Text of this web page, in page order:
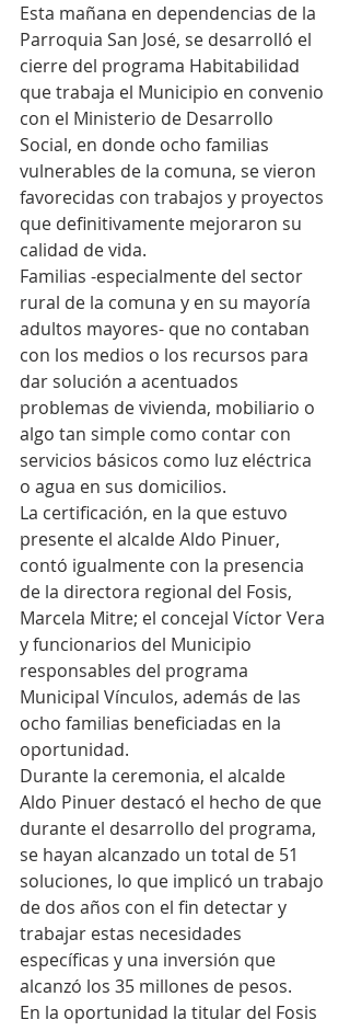
Esta mañana en dependencias de la
Parroquia San José, se desarrolló el
cierre del programa Habitabilidad
que trabaja el Municipio en convenio
con el Ministerio de Desarrollo
Social, en donde ocho familias
vulnerables de la comuna, se vieron
favorecidas con trabajos y proyectos
que definitivamente mejoraron su
calidad de vida.
Familias -especialmente del sector
rural de la comuna y en su mayoría
adultos mayores- que no contaban
con los medios o los recursos para
dar solución a acentuados
problemas de vivienda, mobiliario o
algo tan simple como contar con
servicios básicos como luz eléctrica
o agua en sus domicilios.
La certificación, en la que estuvo
presente el alcalde Aldo Pinuer,
contó igualmente con la presencia
de la directora regional del Fosis,
Marcela Mitre; el concejal Víctor Vera
y funcionarios del Municipio
responsables del programa
Municipal Vínculos, además de las
ocho familias beneficiadas en la
oportunidad.
Durante la ceremonia, el alcalde
Aldo Pinuer destacó el hecho de que
durante el desarrollo del programa,
se hayan alcanzado un total de 51
soluciones, lo que implicó un trabajo
de dos años con el fin detectar y
trabajar estas necesidades
específicas y una inversión que
alcanzó los 35 millones de pesos.
En la oportunidad la titular del Fosis